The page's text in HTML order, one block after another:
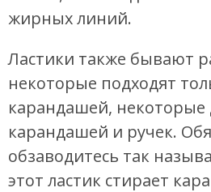
жирных линий.
Ластики также бывают
некоторые подходят
карандашей, некоторые
карандашей и ручек.
обзаводитесь так
этот ластик стирает